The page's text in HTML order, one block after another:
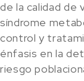
de la calidad de
síndrome
control y
énfasis en la
riesgo